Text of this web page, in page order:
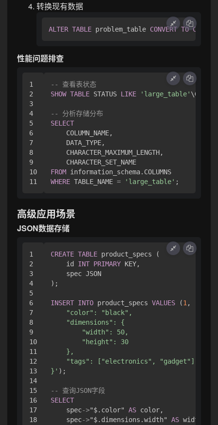
转换现有数据
ALTER TABLE problem_table CONVERT TO
性能问题排查
1
2
3
4
5
6
7
8
9
10
-- 查看表状态
SHOW TABLE STATUS LIKE 'large_table' \G
-- 分析存储分布
SELECT
    COLUMN_NAME,
    DATA_TYPE,
    CHARACTER_MAXIMUM_LENGTH,
FROM
WHERE TABLE_NAME = 'large_table'
高级应用场景
JSON数据存储
1
2
3
4
5
6
7
8
9
10
11
12
13
14
15
16
17
18
CREATE TABLE product_specs (
    id
INT PRIMARY KEY,
    spec JSON
);
INSERT INTO product_specs VALUES (1,
    "color": "black",
    "dimensions": {
        "width": 50,
        "height": 30
    },
    "tags": ["electronics", "gadget"]
}' );
-- 查询JSON字段
SELECT
    spec
->"$.color" AS color,
    spec
->"$.dimensions.width" AS